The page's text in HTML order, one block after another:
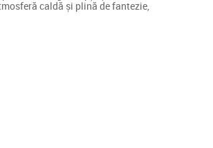
caldă și plină de fantezie,